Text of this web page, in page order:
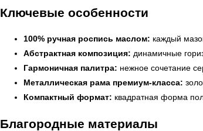
Ключевые особенности
100% ручная роспись маслом: каждый
Абстрактная композиция: динамичные
Гармоничная палитра: нежное сочетание
Металлическая рама премиум-класса:
Компактный формат: квадратная форма
Благородные материалы